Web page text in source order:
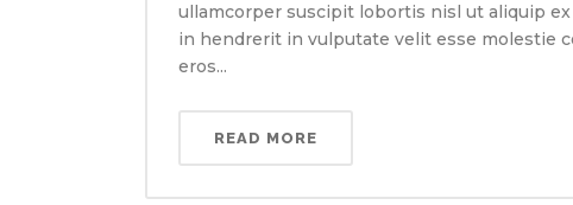
ullamcorper suscipit lobortis nisl ut aliquip
in hendrerit in vulputate velit esse molestie
eros...
READ MORE